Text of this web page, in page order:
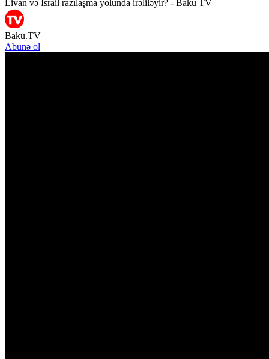
Livan və İsrail razılaşma yolunda irəliləyir? - Baku TV
Baku.TV
Abunə ol